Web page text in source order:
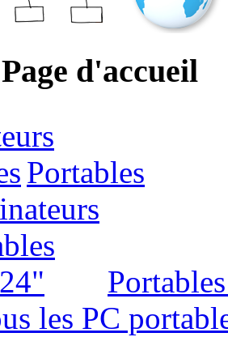
Page d'accueil
Portables
les PC